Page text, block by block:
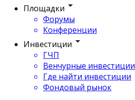
Площадки
Форумы
Конференции
Инвестиции
ГЧП
Венчурные инвестиции
Где найти инвестиции
Фондовый рынок